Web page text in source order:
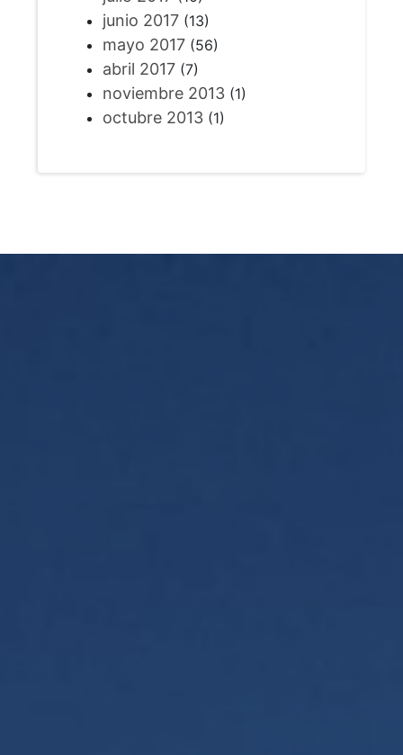
junio 2017(13)
mayo 2017(56)
abril 2017(7)
noviembre 2013(1)
octubre 2013(1)